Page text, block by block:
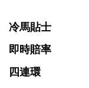
冷馬貼士
即時賠率
四連環